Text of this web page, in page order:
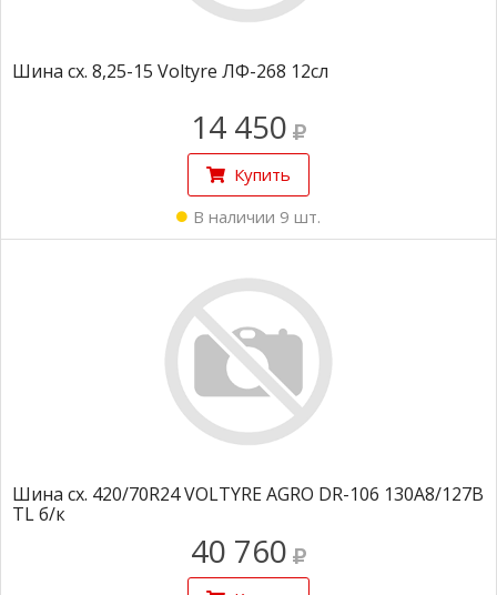
Шина сх. 8,25-15 Voltyre ЛФ-268 12сл
14 450
Купить
В наличии 9 шт.
Шина сх. 420/70R24 VOLTYRE AGRO DR-106 130A8/127B
TL б/к
40 760